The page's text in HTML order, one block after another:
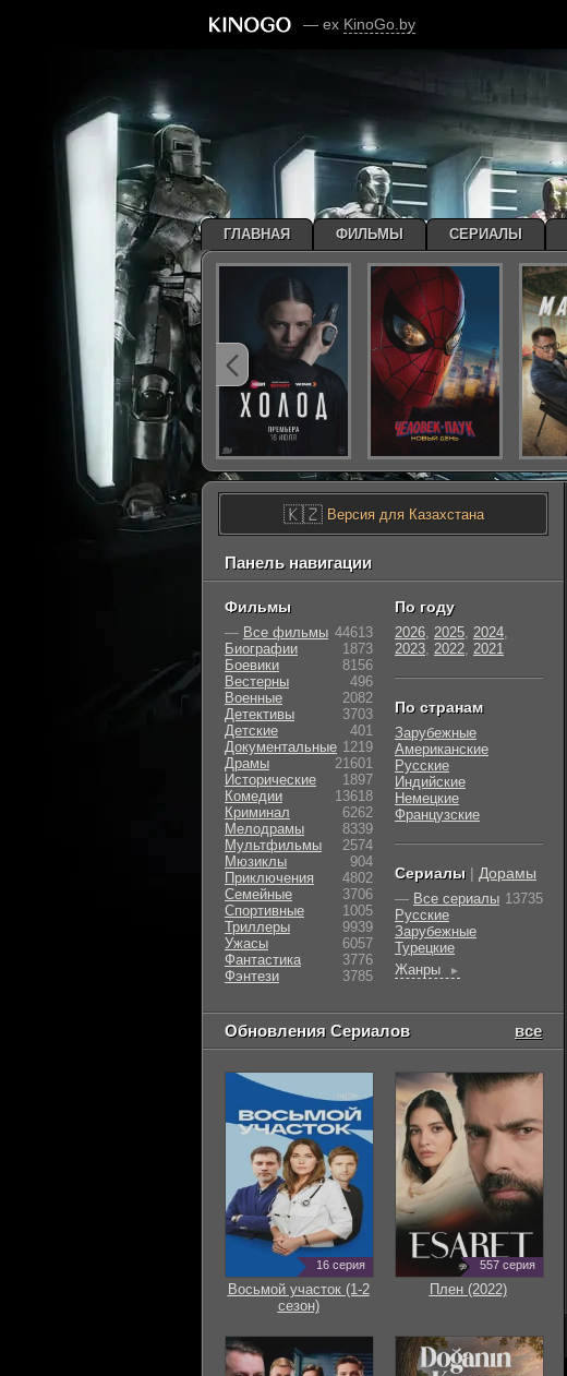
— ex KinoGo.by
🇰🇿Версия для Казахстана
Панель навигации
Фильмы
— Все фильмы 44613
Биографии
1873
Боевики
8156
Вестерны
496
Военные
2082
Детективы
3703
Детские
401
Документальные 1219
Драмы
21601
Исторические
1897
Комедии
13618
Криминал
6262
Мелодрамы
8339
Мультфильмы
2574
Мюзиклы
904
Приключения
4802
Семейные
3706
Cпортивные
1005
Триллеры
9939
Ужасы
6057
Фантастика
3776
Фэнтези
3785
По году
2026, 2025, 2024,
2023, 2022, 2021
По странам
Зарубежные
Американские
Русские
Индийские
Немецкие
Французские
Сериалы | Дорамы
— Все сериалы 13735
Русские
Зарубежные
Турецкие
Жанры
►
Обновления Сериалов все
16 серия
Восьмой участок (1-2
сезон)
557 серия
Плен (2022)
ГЛАВНАЯ ФИЛЬМЫ СЕРИАЛЫ